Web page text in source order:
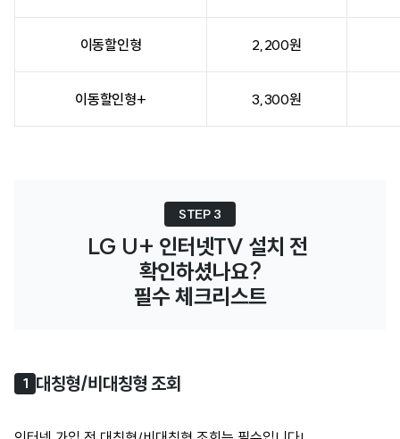
이동할인형 2,200원
이동할인형+ 3,300원
STEP 3
LG U+ 인터넷TV 설치 전
확인하셨나요?
필수 체크리스트
1 대칭형/비대칭형 조회